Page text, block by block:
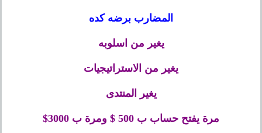
المضارب برضه كده
يغير من اسلوبه
يغير من الاستراتيجيات
يغير المنتدى
مرة يفتح حساب ب 500 $ ومرة ب 3000$